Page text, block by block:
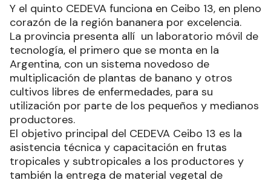
Y el quinto CEDEVA funciona en Ceibo 13, en pleno
corazón de la región bananera por excelencia.
La provincia presenta allí un laboratorio móvil de
tecnología, el primero que se monta en la
Argentina, con un sistema novedoso de
multiplicación de plantas de banano y otros
cultivos libres de enfermedades, para su
utilización por parte de los pequeños y medianos
productores.
El objetivo principal del CEDEVA Ceibo 13 es la
asistencia técnica y capacitación en frutas
tropicales y subtropicales a los productores y
también la entrega de material vegetal de